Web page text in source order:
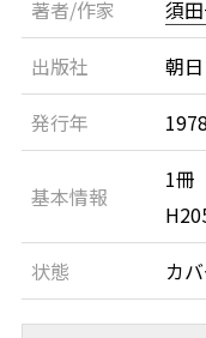
著者/作家
須
出版社
朝
発行年
基本情報
1
状態
カ